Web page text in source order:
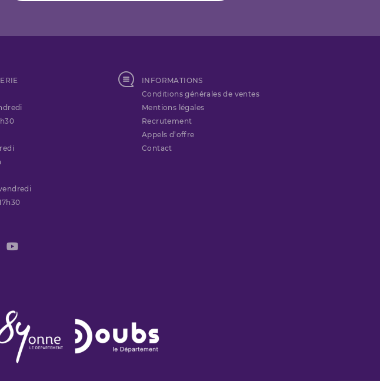
INFORMATIONS
Conditions générales de ventes
Mentions légales
Recrutement
Appels d’offre
Contact